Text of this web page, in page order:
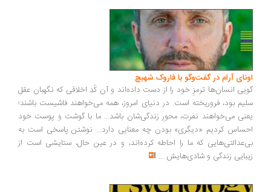
آرام در گفت‌وگو با فاروک شهیچ‭
انسان‌ها ترمزِ خود را از دست داده‌اند و آن کُدِ اخلاقی که نگهبان عقل
بود، فروریخته است. در دنیای امروز، همه می‌خواهند فاشیست باشند؛
می‌خواهند نفرت، محورِ زندگی‌شان باشد... ما با گوشت و پوست خود
کردیم «دیگری» بودن چه معنایی دارد... نوشتن پاسخی است به
که ما را احاطه کرده‌اند، و در عین حال، ستایشی است از
زندگی و شادی‌هایش...